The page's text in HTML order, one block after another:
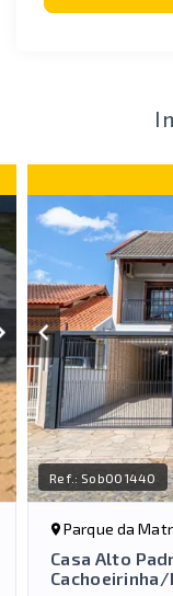
Ref.: Sob001440
Parque da
Casa Alto
Cachoeirinha/